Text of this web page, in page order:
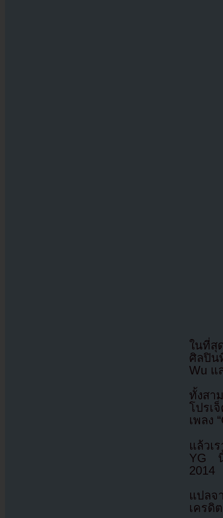
ในที่สุ
ศิลปิน
Wu แ
ทั้งสา
โปรเ
เพลง
แล้วเ
YG
2014
แปลจ
เครดิ